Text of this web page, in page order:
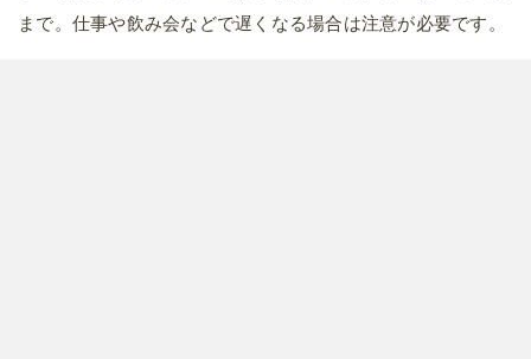
まで。仕事や飲み会などで遅くなる場合は注意が必要です。